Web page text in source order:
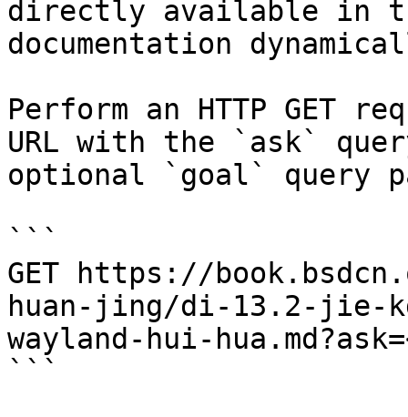
directly available in
documentation
Perform an HTTP GET
URL with the `ask`
optional `goal` query
```
GET https://
huan-jing/di-13.2-jie-
wayland-hui-
```